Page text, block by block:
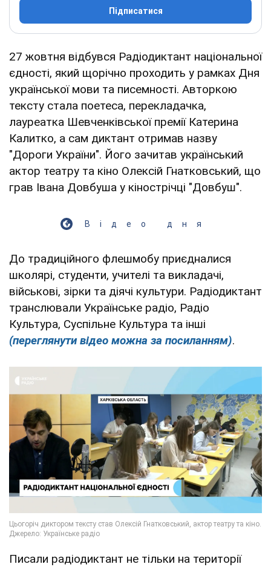
Підписатися
27 жовтня відбувся Радіодиктант національної
єдності, який щорічно проходить у рамках Дня
української мови та писемності. Авторкою
тексту стала поетеса, перекладачка,
лауреатка Шевченківської премії Катерина
Калитко, а сам диктант отримав назву
"Дороги України". Його зачитав український
актор театру та кіно Олексій Гнатковський, що
грав Івана Довбуша у кінострічці "Довбуш".
Відео дня
До традиційного флешмобу приєдналися
школярі, студенти, учителі та викладачі,
військові, зірки та діячі культури. Радіодиктант
транслювали Українське радіо, Радіо
Культура, Суспільне Культура та інші
(переглянути відео можна за посиланням).
Писали радіодиктант не тільки на території